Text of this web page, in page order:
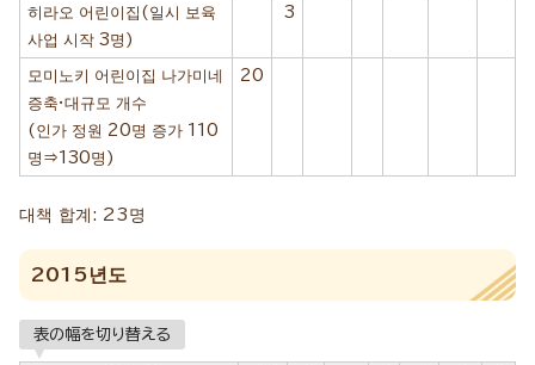
히라오 어린이집(일시 보육
사업 시작 3명)
3
모미노키 어린이집 나가미네
증축·대규모 개수
(인가 정원 20명 증가 110
명⇒130명)
20
대책 합계: 23명
2015년도
表の幅を切り替える